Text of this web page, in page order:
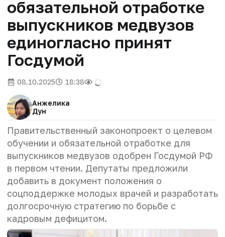
обязательной отработке
выпускников медвузов
единогласно принят
Госдумой
08.10.2025 18:38
Анжелика
Дун
Правительственный законопроект о целевом
обучении и обязательной отработке для
выпускников медвузов одобрен Госдумой РФ
в первом чтении. Депутаты предложили
добавить в документ положения о
соцподдержке молодых врачей и разработать
долгосрочную стратегию по борьбе с
кадровым дефицитом.